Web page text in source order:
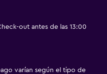
out antes de las 13:00
varían según el tipo de